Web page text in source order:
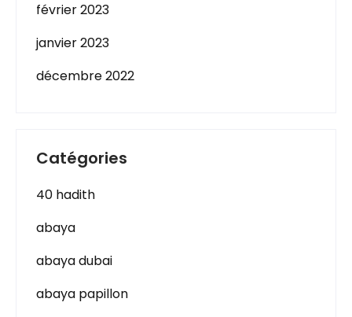
février 2023
janvier 2023
décembre 2022
Catégories
40 hadith
abaya
abaya dubai
abaya papillon